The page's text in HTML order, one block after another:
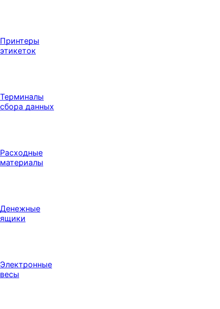
Принтеры
этикеток
Терминалы
сбора данных
Расходные
материалы
Денежные
ящики
Электронные
весы